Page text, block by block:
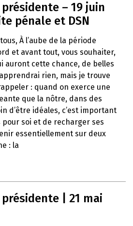
– 19 juin
pénale et DSN
À l’aube de la période
et avant tout, vous souhaiter,
auront cette chance, de belles
rien, mais je trouve
: quand on exerce une
que la nôtre, dans des
d’être idéales, c’est important
soi et de recharger ses
essentiellement sur deux
: la
| 21 mai